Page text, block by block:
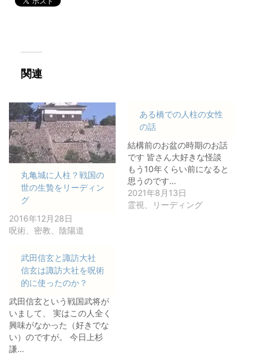
関連
丸亀城に人柱？戦国の
世の生贄をリーディン
グ
2016年12月28日
呪術、密教、陰陽道
ある橋での人柱の女性
の話
結構前のお盆の時期のお話
です 皆さん大好きな怪談
もう10年くらい前になると
思うのです…
2021年8月13日
霊視、リーディング
武田信玄と諏訪大社
信玄は諏訪大社を呪術
的に使ったのか？
武田信玄という戦国武将が
いまして、 実はこの人全く
興味がなかった（好きでな
い）のですが。 今日上杉
謙…